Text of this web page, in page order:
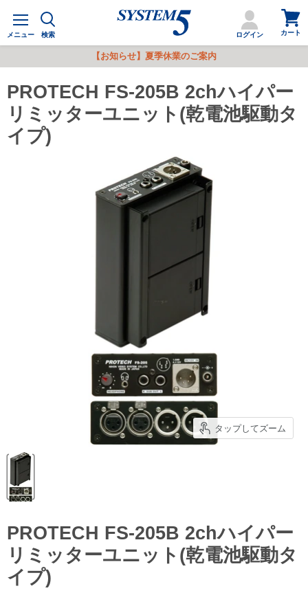
メ
ュ
メニュー 検索 ログイン
カ
ー
ト
を
る
カート
【お知らせ】夏季休業のご案内
PROTECH FS-205B 2chハイパー
リミッターユニット(乾電池駆動タ
イプ)
タップしてズーム
PROTECH FS-205B 2chハイパー
リミッターユニット(乾電池駆動タ
イプ)